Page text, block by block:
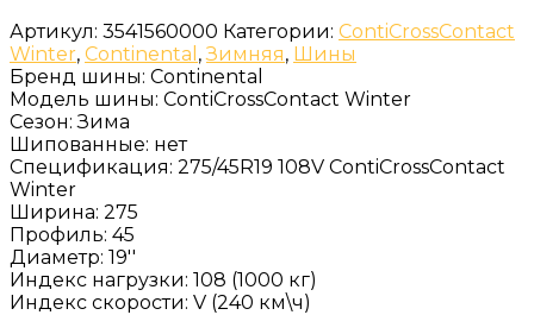
Артикул: 3541560000 Категории: ContiCrossContact
Winter, Continental ,Зимняя, Шины
Бренд шины: Continental
Модель шины: ContiCrossContact Winter
Сезон:Зима
Шипованные: нет
Спецификация: 275/45R19 108V ContiCrossContact
Winter
Ширина: 275
Профиль: 45
Диаметр: 19''
Индекс нагрузки: 108 (1000 кг)
Индекс скорости: V (240 км\ч)